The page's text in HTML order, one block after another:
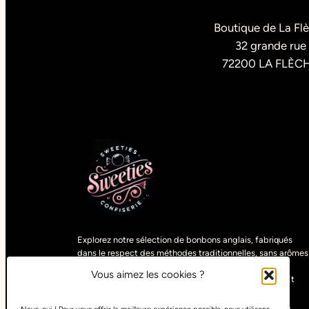
Vous aimez les cookies ?
Boutique de La
32 grande rue
72200 LA
Explorez notre sélection de bonbons anglais, fabriqués
dans le respect des méthodes traditionnelles, sans arômes
artificiels. Découvrez des gourmandises uniques,
sélectionnées parmi les spécialités du monde entier. Et
végétariens, vegans, halals, sans sucre ou sans gluten.